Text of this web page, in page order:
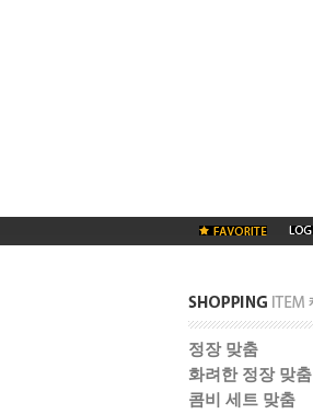
정장 맞춤
화려한 정장 맞춤
콤비 세트 맞춤